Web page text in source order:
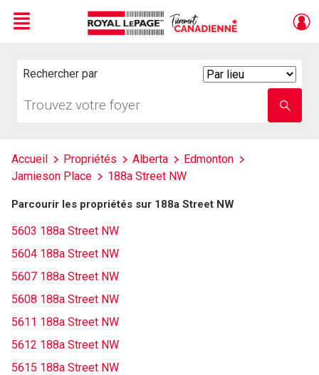
Menu
Rechercher par
votre
nom
Accueil Propriétés Alberta
Edmonton
Jamieson Place
188a Street NW
Parcourir les propriétés sur 188a Street NW
5603 188a Street NW
5604 188a Street NW
5607 188a Street NW
5608 188a Street NW
5611 188a Street NW
5612 188a Street NW
5615 188a Street NW